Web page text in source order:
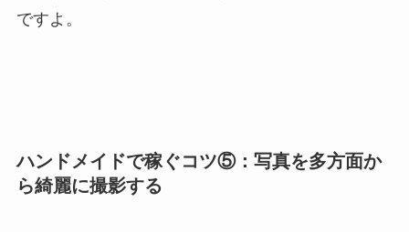
ですよ。
ハンドメイドで稼ぐコツ⑤：写真を多方面か
ら綺麗に撮影する